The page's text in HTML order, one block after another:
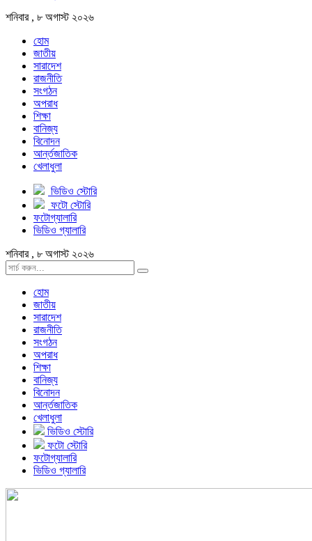
শনিবার , ৮ অগাস্ট ২০২৬
হোম
জাতীয়
সারাদেশ
রাজনীতি
সংগঠন
অপরাধ
শিক্ষা
বানিজ্য
বিনোদন
আর্ন্তজাতিক
খেলাধুলা
ভিডিও স্টোরি
ফটো স্টোরি
ফটোগ্যালারি
ভিডিও গ্যালারি
শনিবার , ৮ অগাস্ট ২০২৬
হোম
জাতীয়
সারাদেশ
রাজনীতি
সংগঠন
অপরাধ
শিক্ষা
বানিজ্য
বিনোদন
আর্ন্তজাতিক
খেলাধুলা
ভিডিও স্টোরি
ফটো স্টোরি
ফটোগ্যালারি
ভিডিও গ্যালারি